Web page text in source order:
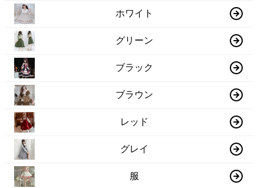
ホワイト
グリーン
ブラック
ブラウン
レッド
グレイ
服